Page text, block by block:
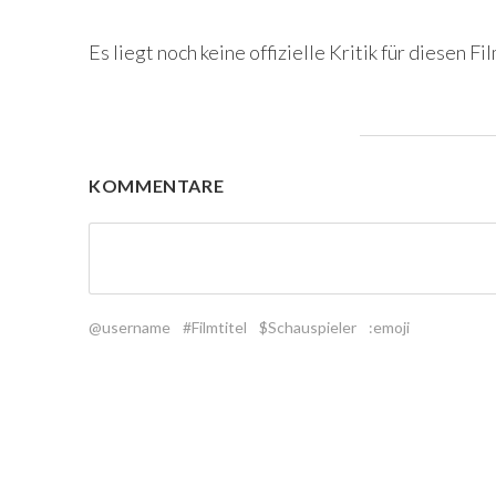
Es liegt noch keine offizielle Kritik für diesen
KOMMENTARE
@username #Filmtitel $Schauspieler :emoji